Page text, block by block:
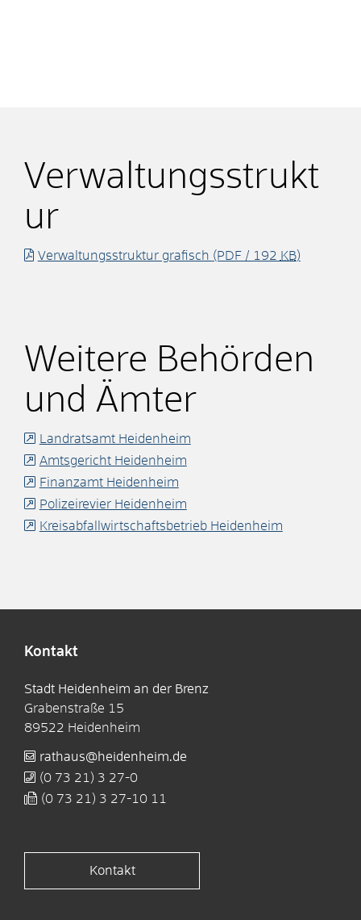
Verwaltungsstrukt
ur
Verwaltungsstruktur grafisch (PDF / 192 KB)
Weitere Behörden
und Ämter
Landratsamt Heidenheim
Amtsgericht Heidenheim
Finanzamt Heidenheim
Polizeirevier Heidenheim
Kreisabfallwirtschaftsbetrieb Heidenheim
Kontakt
Stadt Heidenheim an der Brenz
Grabenstraße 15
89522 Heidenheim
rathaus@heidenheim.de
(0 73 21) 3 27-0
(0 73 21) 3 27-10 11
Kontakt